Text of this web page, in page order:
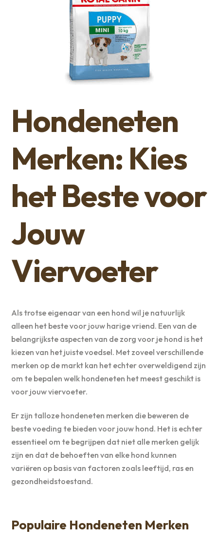
Hondeneten
Merken: Kies
het Beste voor
Jouw
Viervoeter
Als trotse eigenaar van een hond wil je natuurlijk
alleen het beste voor jouw harige vriend. Een van de
belangrijkste aspecten van de zorg voor je hond is het
kiezen van het juiste voedsel. Met zoveel verschillende
merken op de markt kan het echter overweldigend zijn
om te bepalen welk hondeneten het meest geschikt is
voor jouw viervoeter.
Er zijn talloze hondeneten merken die beweren de
beste voeding te bieden voor jouw hond. Het is echter
essentieel om te begrijpen dat niet alle merken gelijk
zijn en dat de behoeften van elke hond kunnen
variëren op basis van factoren zoals leeftijd, ras en
gezondheidstoestand.
Populaire Hondeneten Merken